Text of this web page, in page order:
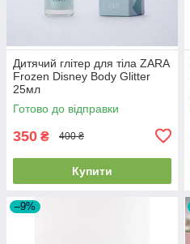
Дитячий глітер для тіла ZARA
Frozen Disney Body Glitter
25мл
Готово до відправки
350 ₴ 400 ₴
Купити
–9%